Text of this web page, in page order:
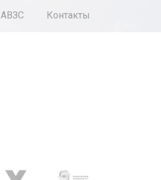
АВЗС Контакты